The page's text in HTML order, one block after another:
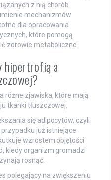
z nią chorób
mechanizmów
dla opracowania
które pomogą
zdrowie metaboliczne.
hipertrofią a
różne zjawiska, które mają
tkanki tłuszczowej.
się adipocytów, czyli
już istniejące
wzrostem objętości
kiedy organizm gromadzi
rosnąć.
polegający na zwiększeniu